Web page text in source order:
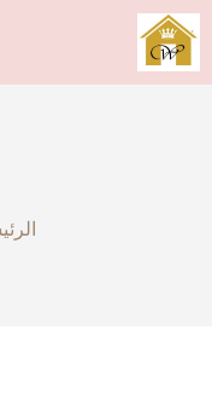
التجاوز
إلى
المحتوى